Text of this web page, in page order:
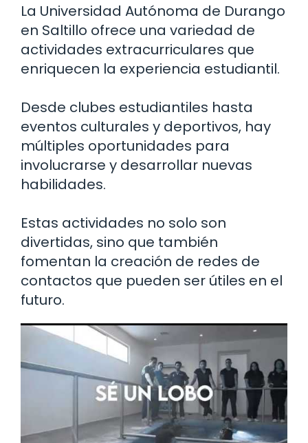
La Universidad Autónoma de Durango
en Saltillo ofrece una variedad de
actividades extracurriculares que
enriquecen la experiencia estudiantil.
Desde clubes estudiantiles hasta
eventos culturales y deportivos, hay
múltiples oportunidades para
involucrarse y desarrollar nuevas
habilidades.
Estas actividades no solo son
divertidas, sino que también
fomentan la creación de redes de
contactos que pueden ser útiles en el
futuro.